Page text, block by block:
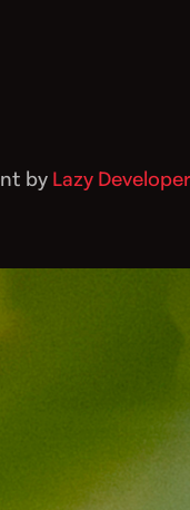
by Lazy